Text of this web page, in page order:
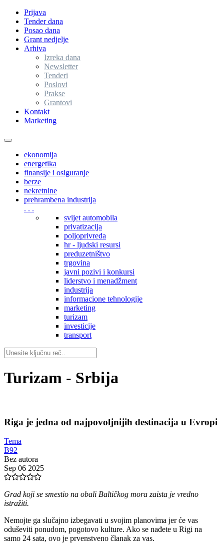
Prijava
Tender dana
Posao dana
Grant nedjelje
Arhiva
Izreka dana
Newsletter
Tenderi
Poslovi
Prakse
Grantovi
Kontakt
Marketing
Toggle
navigationekonomija
energetika
finansije i osiguranje
berze
nekretnine
prehrambena industrija
. . .
svijet automobila
privatizacija
poljoprivreda
hr - ljudski resursi
preduzetništvo
trgovina
javni pozivi i konkursi
liderstvo i menadžment
industrija
informacione tehnologije
marketing
turizam
investicije
transport
Turizam - Srbija
Riga je jedna od najpovoljnijih destinacija u Evropi
Tema
B92
Bez autora
Sep 06 2025
Grad koji se smestio na obali Baltičkog mora zaista je vredno
istražiti.
Nemojte ga slučajno izbegavati u svojim planovima jer će vas
oduševiti ponudom, pogotovo kulture. Ako se nađete u Rigi na
samo 24 sata, ovo je prvenstveno članak za vas.